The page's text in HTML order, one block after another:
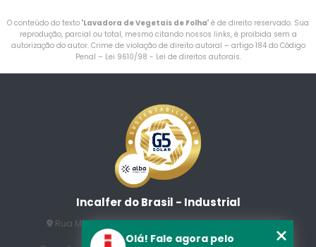
O conteúdo do texto "Lavadora de Vegetais de Folha" é de direito reservado. Sua
reprodução, parcial ou total, mesmo citando nossos links, é proibida sem a
autorização do autor. Crime de violação de direito autoral – artigo 184 do Código
Penal – Lei 9610/98 - Lei de direitos autorais.
Incalfer do Brasil - Industrial
Rua Manuel Jesus Fernandes , 172 - Jardim Santo
Afonso
Olá! Fale agora pelo